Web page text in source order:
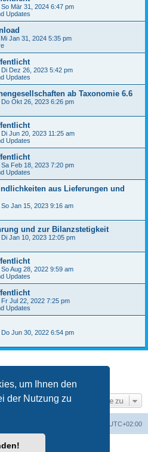
um Ihnen den
der Nutzung zu
So Mär 31, 2024 6:47 pm
Updates
Mi Jan 31, 2024 5:35 pm
Di Dez 26, 2023 5:42 pm
Updates
ab Taxonomie 6.6
Do Okt 26, 2023 6:26 pm
Di Jun 20, 2023 11:25 am
Updates
Sa Feb 18, 2023 7:20 pm
Updates
aus Lieferungen und
So Jan 15, 2023 9:16 am
und zur Bilanzstetigkeit
Di Jan 10, 2023 12:05 pm
So Aug 28, 2022 9:59 am
Updates
Fr Jul 22, 2022 7:25 pm
Updates
Do Jun 30, 2022 6:54 pm
Gehe zu
UTC+02:00
Software © phpBB Limited